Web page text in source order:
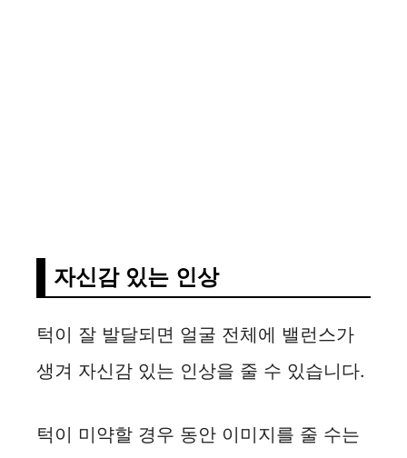
자신감 있는 인상
턱이 잘 발달되면 얼굴 전체에 밸런스가
생겨 자신감 있는 인상을 줄 수 있습니다.
턱이 미약할 경우 동안 이미지를 줄 수는